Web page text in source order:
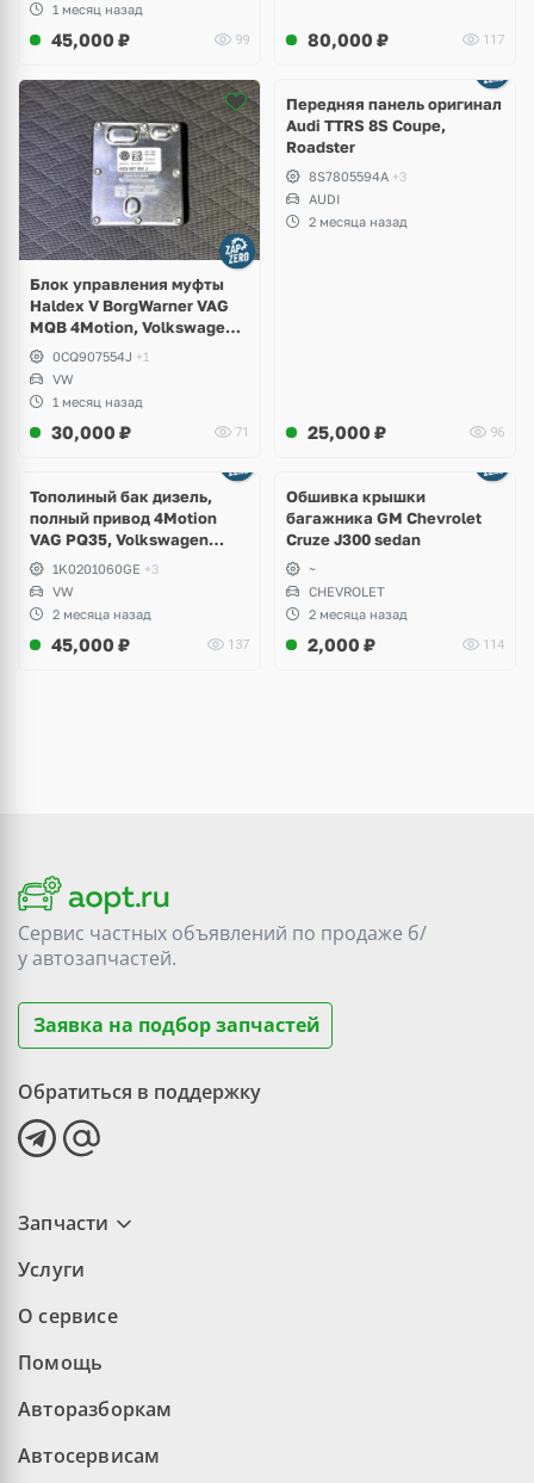
1 месяц назад
45,000 ₽ 99 80,000 ₽ 117
Блок управления муфты
Haldex V BorgWarner VAG
MQB 4Motion, Volkswagen
Tiguan
0CQ907554J +1
VW
1 месяц назад
30,000 ₽ 71
2 фото
Передняя панель оригинал
Audi TTRS 8S Coupe,
Roadster
8S7805594A +3
AUDI
2 месяца назад
25,000 ₽ 96
Тополиный бак дизель,
полный привод 4Motion
VAG PQ35, Volkswagen
Scirocco, Golf V, VI, Skoda
Yeti, Octavia A5, Superb,
Audi A3, Seat Altea
1K0201060GE +3
VW
2 месяца назад
45,000 ₽ 137
Обшивка крышки
багажника GM Chevrolet
Cruze J300 sedan
~
CHEVROLET
2 месяца назад
2,000 ₽ 114
Сервис частных объявлений по продаже б/
уавтозапчастей.
Заявка на подбор запчастей
Обратиться в поддержку
Запчасти
Услуги
О сервисе
Помощь
Авторазборкам
Автосервисам